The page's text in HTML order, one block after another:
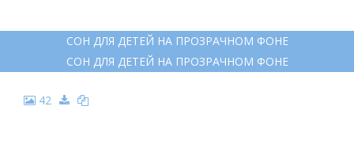
СОН ДЛЯ ДЕТЕЙ НА ПРОЗРАЧНОМ ФОНЕ
СОН ДЛЯ ДЕТЕЙ НА ПРОЗРАЧНОМ ФОНЕ
42